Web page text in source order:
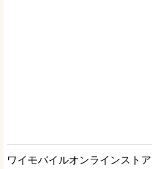
ワイモバイルオンラインスト